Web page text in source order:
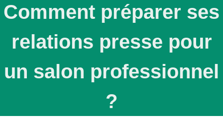
Comment préparer ses
relations presse pour
un salon professionnel
?